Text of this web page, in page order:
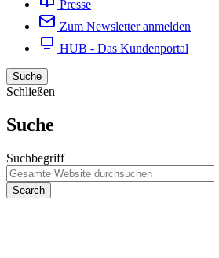
Presse
Zum Newsletter anmelden
HUB - Das Kundenportal
Suche
Schließen
Suche
Suchbegriff